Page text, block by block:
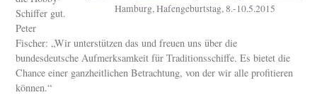
Hamburg, Hafengeburtstag, 8.-10.5.2015
Schiffer gut.
Peter
Fischer: „Wir unterstützen das und freuen uns über die
bundesdeutsche Aufmerksamkeit für Traditionsschiffe. Es bietet die
Chance einer ganzheitlichen Betrachtung, von der wir alle profitieren
können.“